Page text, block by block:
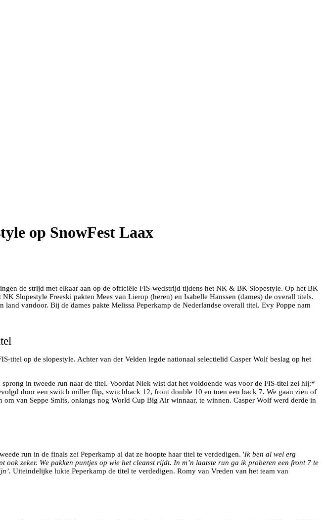
op SnowFest Laax
de strijd met elkaar aan op de officiële FIS-wedstrijd tijdens het NK & BK Slopestyle. Op het BK
Slopestyle Freeski pakten Mees van Lierop (heren) en Isabelle Hanssen (dames) de overall titels.
vandoor. Bij de dames pakte Melissa Peperkamp de Nederlandse overall titel. Evy Poppe nam
titel op de slopestyle. Achter van der Velden legde nationaal selectielid Casper Wolf beslag op het
in tweede run naar de titel. Voordat Niek wist dat het voldoende was voor de FIS-titel zei hij:*
door een switch miller flip, switchback 12, front double 10 en toen een back 7. We gaan zien of
van Seppe Smits, onlangs nog World Cup Big Air winnaar, te winnen. Casper Wolf werd derde in
run in de finals zei Peperkamp al dat ze hoopte haar titel te verdedigen. 'Ik ben al wel erg
zeker. We pakken puntjes op wie het cleanst rijdt. In m’n laatste run ga ik proberen een front 7 te
Uiteindelijke lukte Peperkamp de titel te verdedigen. Romy van Vreden van het team van